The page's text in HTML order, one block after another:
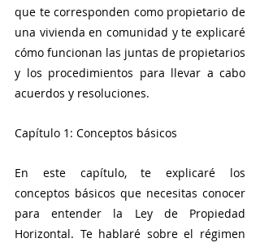
que te corresponden como propietario de
una vivienda en comunidad y te explicaré
cómo funcionan las juntas de propietarios
y los procedimientos para llevar a cabo
acuerdos y resoluciones.
Capítulo 1: Conceptos básicos
En este capítulo, te explicaré los
conceptos básicos que necesitas conocer
para entender la Ley de Propiedad
Horizontal. Te hablaré sobre el régimen